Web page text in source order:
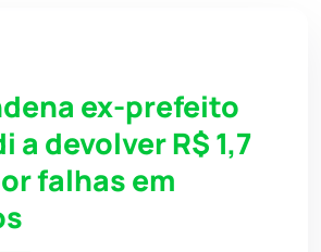
ex-prefeito
a devolver R$ 1,7
falhas em